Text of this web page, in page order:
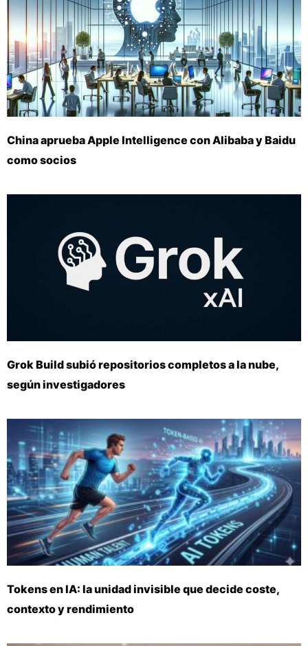
China aprueba Apple Intelligence con Alibaba y Baidu
como socios
Grok Build subió repositorios completos a la nube,
según investigadores
Tokens en IA: la unidad invisible que decide coste,
contexto y rendimiento